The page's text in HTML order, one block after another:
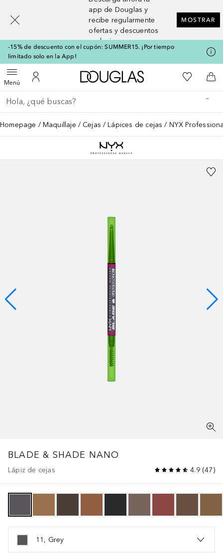
app de Douglas y
recibe regularmente
ofertas y descuentos
exclusivos
MOSTRAR
-15% de descuento con el cupón: SUMMER15. ¡Por tiempo
limitado solo en la App!
MenúAbrir menúMi cuenta
A Douglas HomeMi lista de
A
Regresar
Ejecutar búsqueda
Homepage Maquillaje Cejas Lápices de cejas NYX
BLADE & SHADE NANO
Lápiz de cejas 4.9(47)
11, Grey
[navigation.slideout.screenreader]